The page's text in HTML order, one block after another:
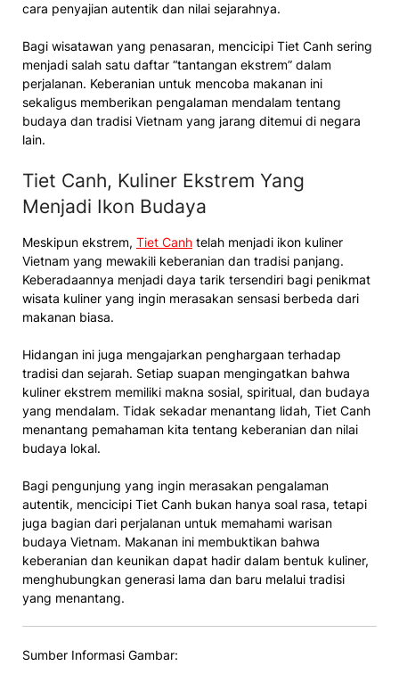
cara penyajian autentik dan nilai sejarahnya.
Bagi wisatawan yang penasaran, mencicipi Tiet Canh sering
menjadi salah satu daftar “tantangan ekstrem” dalam
perjalanan. Keberanian untuk mencoba makanan ini
sekaligus memberikan pengalaman mendalam tentang
budaya dan tradisi Vietnam yang jarang ditemui di negara
lain.
Tiet Canh, Kuliner Ekstrem Yang
Menjadi Ikon Budaya
Meskipun ekstrem, Tiet Canh telah menjadi ikon kuliner
Vietnam yang mewakili keberanian dan tradisi panjang.
Keberadaannya menjadi daya tarik tersendiri bagi penikmat
wisata kuliner yang ingin merasakan sensasi berbeda dari
makanan biasa.
Hidangan ini juga mengajarkan penghargaan terhadap
tradisi dan sejarah. Setiap suapan mengingatkan bahwa
kuliner ekstrem memiliki makna sosial, spiritual, dan budaya
yang mendalam. Tidak sekadar menantang lidah, Tiet Canh
menantang pemahaman kita tentang keberanian dan nilai
budaya lokal.
Bagi pengunjung yang ingin merasakan pengalaman
autentik, mencicipi Tiet Canh bukan hanya soal rasa, tetapi
juga bagian dari perjalanan untuk memahami warisan
budaya Vietnam. Makanan ini membuktikan bahwa
keberanian dan keunikan dapat hadir dalam bentuk kuliner,
menghubungkan generasi lama dan baru melalui tradisi
yang menantang.
Sumber Informasi Gambar: